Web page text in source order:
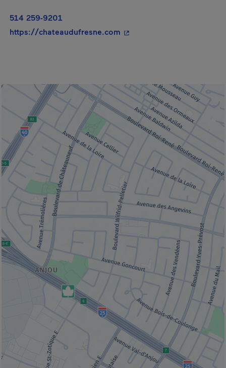
514 259-9201
https://chateaudufresne.com - Cet hyperlien s'ouvrira